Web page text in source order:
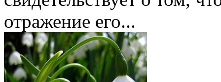
отражение его...